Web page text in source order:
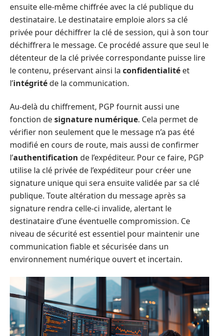
ensuite elle-même chiffrée avec la clé publique du
destinataire. Le destinataire emploie alors sa clé
privée pour déchiffrer la clé de session, qui à son tour
déchiffrera le message. Ce procédé assure que seul le
détenteur de la clé privée correspondante puisse lire
le contenu, préservant ainsi la confidentialité et
l’intégritéde la communication.
Au-delà du chiffrement, PGP fournit aussi une
fonction designature numérique. Cela permet de
vérifier non seulement que le message n’a pas été
modifié en cours de route, mais aussi de confirmer
l’authentification de l’expéditeur. Pour ce faire, PGP
utilise la clé privée de l’expéditeur pour créer une
signature unique qui sera ensuite validée par sa clé
publique. Toute altération du message après sa
signature rendra celle-ci invalide, alertant le
destinataire d’une éventuelle compromission. Ce
niveau de sécurité est essentiel pour maintenir une
communication fiable et sécurisée dans un
environnement numérique ouvert et incertain.